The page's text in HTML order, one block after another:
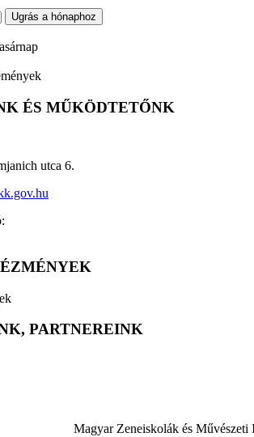
Ugrás a hónaphoz
ÉS MŰKÖDTETŐNK
utca 6.
PARTNEREINK
Magyar Zeneiskolák és Művészeti